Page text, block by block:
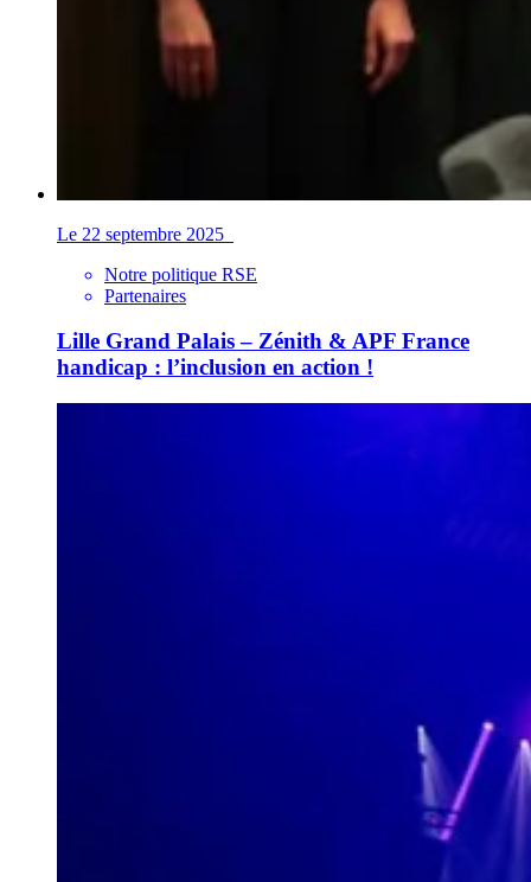
Le 22 septembre 2025
Notre politique RSE
Partenaires
Lille Grand Palais – Zénith & APF France
handicap : l’inclusion en action !